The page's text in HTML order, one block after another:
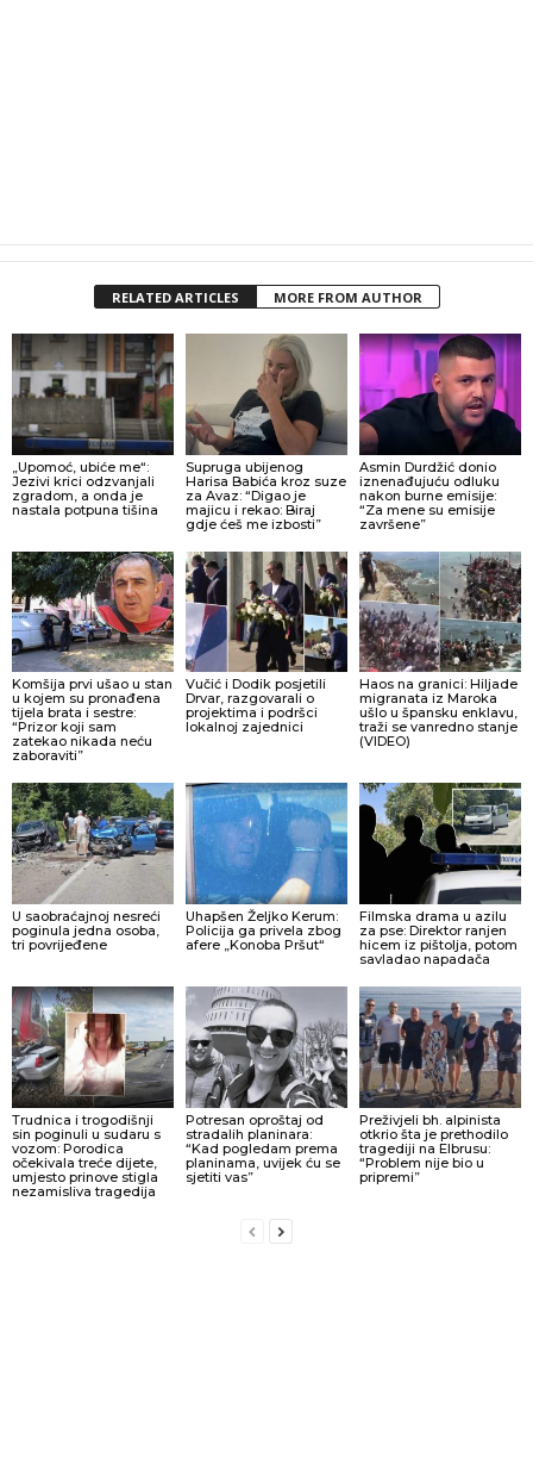
RELATED ARTICLES MORE FROM AUTHOR
„Upomoć, ubiće me“:
Jezivi krici odzvanjali
zgradom, a onda je
nastala potpuna tišina
Supruga ubijenog
Harisa Babića kroz suze
za Avaz: “Digao je
majicu i rekao: Biraj
gdje ćeš me izbosti”
Asmin Durdžić donio
iznenađujuću odluku
nakon burne emisije:
“Za mene su emisije
završene”
Komšija prvi ušao u stan
u kojem su pronađena
tijela brata i sestre:
“Prizor koji sam
zatekao nikada neću
zaboraviti”
Vučić i Dodik posjetili
Drvar, razgovarali o
projektima i podršci
lokalnoj zajednici
Haos na granici: Hiljade
migranata iz Maroka
ušlo u špansku enklavu,
traži se vanredno stanje
(VIDEO)
U saobraćajnoj nesreći
poginula jedna osoba,
tri povrijeđene
Uhapšen Željko Kerum:
Policija ga privela zbog
afere „Konoba Pršut“
Filmska drama u azilu
za pse: Direktor ranjen
hicem iz pištolja, potom
savladao napadača
Trudnica i trogodišnji
sin poginuli u sudaru s
vozom: Porodica
očekivala treće dijete,
umjesto prinove stigla
nezamisliva tragedija
Potresan oproštaj od
stradalih planinara:
“Kad pogledam prema
planinama, uvijek ću se
sjetiti vas”
Preživjeli bh. alpinista
otkrio šta je prethodilo
tragediji na Elbrusu:
“Problem nije bio u
pripremi”